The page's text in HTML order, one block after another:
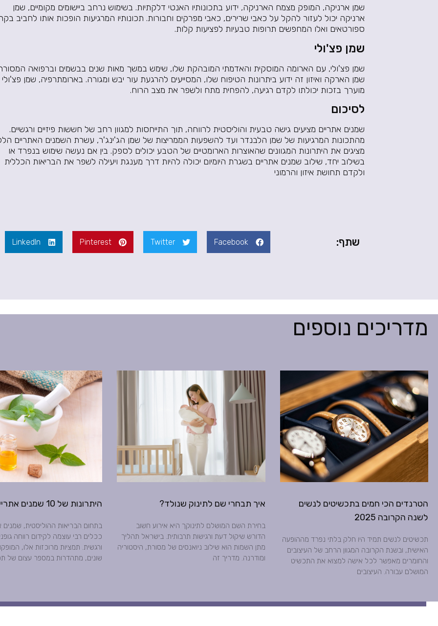
שמן ארניקה, המופק מצמח הארניקה, ידוע בתכונותיו האנטי דלקתיות. בשימוש נרחב ביישומים מקומיים, שמן
ארניקה יכול לעזור להקל על כאבי שרירים, כאבי מפרקים וחבורות. תכונותיו המרגיעות הופכות אותו לחביב
ספורטאים ואלו המחפשים תרופות טבעיות לפציעות קלות.
שמן פצ'ולי
שמן פצ'ולי, עם הארומה המוסקית והאדמתי המובהקת שלו, שימש במשך מאות שנים בבשמים וברפואה
שמן הארקה ואיזון זה ידוע ביתרונות הטיפוח שלו, המסייעים להרגעת עור יבש ומגורה. בארומתרפיה, שמן פצ'ולי
מוערך בזכות יכולתו לקדם רגיעה, להפחית מתח ולשפר את מצב הרוח.
לסיכום
שמנים אתריים מציעים גישה טבעית והוליסטית לרווחה, תוך התייחסות למגוון רחב של חששות פיזיים ורגשיים.
מהתכונות המרגיעות של שמן הלבנדר ועד להשפעות הממריצות של שמן הג'ינג'ר, עשרת השמנים האתריים
מציגים את היתרונות המגוונים שהאוצרות הארומטיים של הטבע יכולים לספק. בין אם נעשה שימוש בנפרד או
בשילוב יחד, שילוב שמנים אתריים בשגרת היומיום יכולה להיות דרך מענגת ויעילה לשפר את הבריאות הכללית
ולקדם תחושת איזון והרמוני
שתף: Facebook
Twitter
Pinterest
LinkedIn
מדריכים נוספים
הטרנדים הכי חמים בתכשיטים לנשים
לשנה הקרובה 2025
תכשיטים לנשים תמיד היו חלק בלתי נפרד מההופעה
האישית, ובשנת הקרובה המגוון הרחב של העיצובים
והחומרים מאפשר לכל אישה למצוא את התכשיט
המושלם עבורה. העיצובים
איך תבחרי שם לתינוק שנולד?
בחירת השם המושלם לתינוקך היא אירוע חשוב
הדורש שיקול דעת ורגישות תרבותית. בישראל תהליך
מתן השמות הוא שילוב ניואנסים של מסורת, היסטוריה
ומודרנה. מדריך זה
היתרונות של 10 שמנים אתריים
בתחום הבריאות ההוליסטית, שמנים
ככלים רבי עוצמה לקידום רווחה
ורגשית. תמציות מרוכזות אלו,
שונים, מתהדרות במספר עצום של